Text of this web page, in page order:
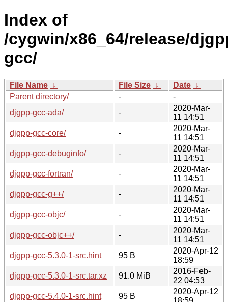
Index of
/cygwin/x86_64/release/
gcc/
File Name ↓ File Size ↓ Date ↓
Parent directory/
-
-
djgpp-gcc-ada/
-
2020-Mar-
11 14:51
djgpp-gcc-core/
-
2020-Mar-
11 14:51
djgpp-gcc-debuginfo/
-
2020-Mar-
11 14:51
djgpp-gcc-fortran/
-
2020-Mar-
11 14:51
djgpp-gcc-g++/
-
2020-Mar-
11 14:51
djgpp-gcc-objc/
-
2020-Mar-
11 14:51
djgpp-gcc-objc++/
-
2020-Mar-
11 14:51
djgpp-gcc-5.3.0-1-src.hint
95 B
2020-Apr-12
18:59
djgpp-gcc-5.3.0-1-src.tar.xz
91.0 MiB
2016-Feb-
22 04:53
djgpp-gcc-5.4.0-1-src.hint
95 B
2020-Apr-12